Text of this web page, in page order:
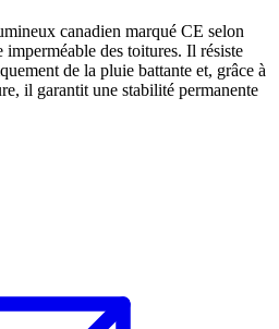
canadien marqué CE selon
des toitures. Il résiste
de la pluie battante et, grâce à
il garantit une stabilité permanente